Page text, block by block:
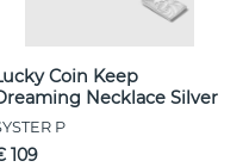
Coin Keep
Necklace Silver
P
109